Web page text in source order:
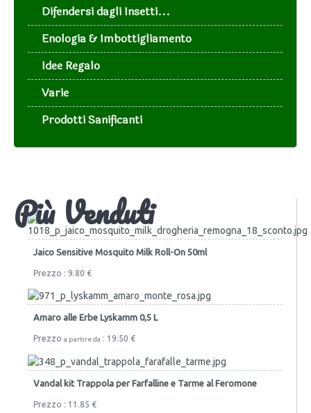
Difendersi dagli Insetti...
Enologia & Imbottigliamento
Idee Regalo
Varie
Prodotti Sanificanti
Più Venduti
Jaico Sensitive Mosquito Milk Roll-On 50ml
Prezzo : 9.80 €
Amaro alle Erbe Lyskamm 0,5 L
Prezzo a partire da : 19.50 €
Vandal kit Trappola per Farfalline e Tarme al Feromone
Prezzo : 11.85 €